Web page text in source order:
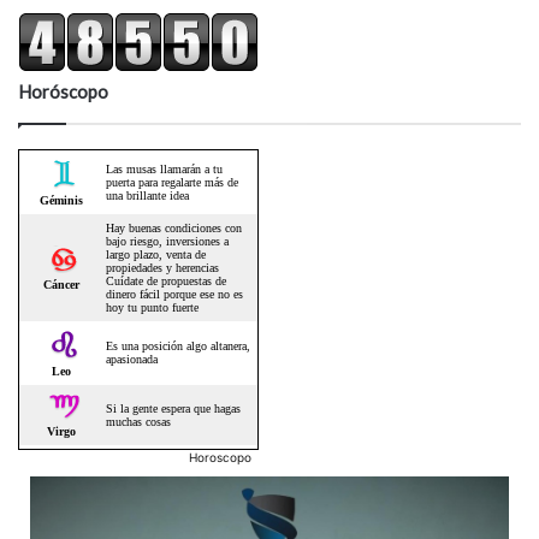
Horóscopo
Horoscopo